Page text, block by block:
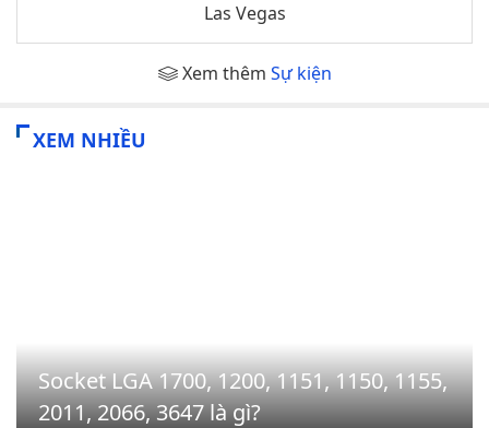
Las Vegas
Xem thêm Sự kiện
XEM NHIỀU
Socket LGA 1700, 1200, 1151, 1150, 1155,
2011, 2066, 3647 là gì?